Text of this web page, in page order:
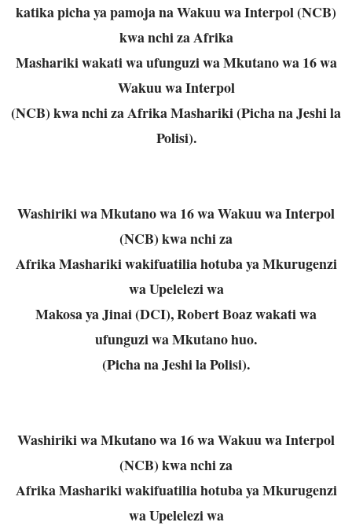
katika picha ya pamoja na Wakuu wa Interpol (NCB)
kwa nchi za Afrika
Mashariki wakati wa ufunguzi wa Mkutano wa 16 wa
Wakuu wa Interpol
(NCB) kwa nchi za Afrika Mashariki (Picha na Jeshi la
Polisi).
Washiriki wa Mkutano wa 16 wa Wakuu wa Interpol
(NCB) kwa nchi za
Afrika Mashariki wakifuatilia hotuba ya Mkurugenzi
wa Upelelezi wa
Makosa ya Jinai (DCI), Robert Boaz wakati wa
ufunguzi wa Mkutano huo.
(Picha na Jeshi la Polisi).
Washiriki wa Mkutano wa 16 wa Wakuu wa Interpol
(NCB) kwa nchi za
Afrika Mashariki wakifuatilia hotuba ya Mkurugenzi
wa Upelelezi wa